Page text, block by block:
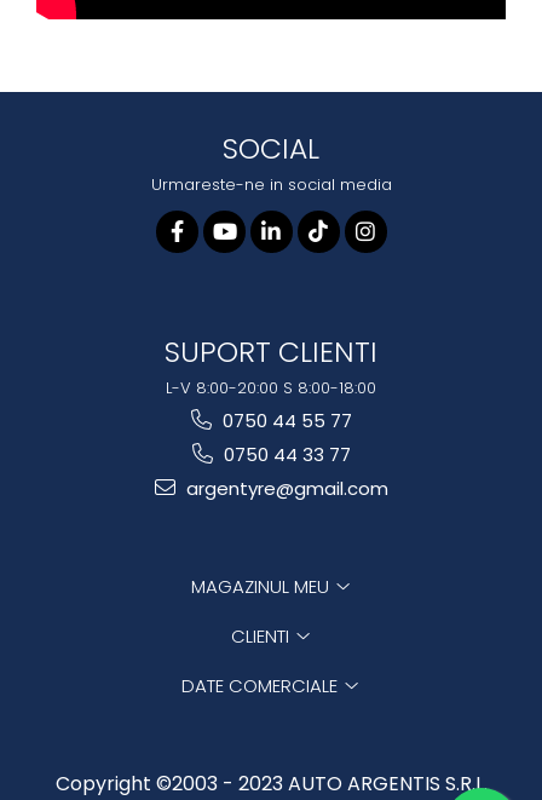
SOCIAL
Urmareste-ne in social media
SUPORT CLIENTI
L-V 8:00-20:00 S 8:00-18:00
0750 44 55 77
0750 44 33 77
argentyre@gmail.com
MAGAZINUL MEU
CLIENTI
DATE COMERCIALE
Copyright ©2003 - 2023 AUTO ARGENTIS S.R.L.